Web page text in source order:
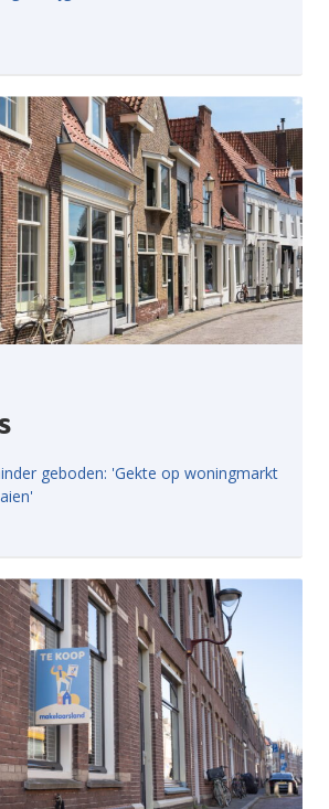
geboden: 'Gekte op woningmarkt